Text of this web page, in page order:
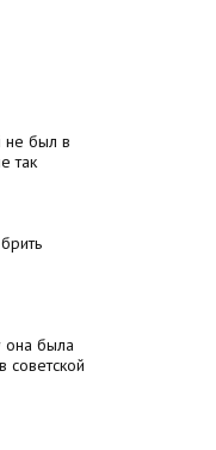
не был в
так
она была